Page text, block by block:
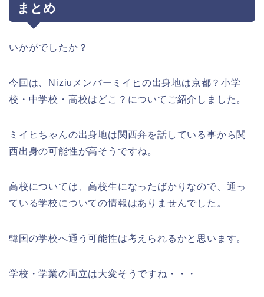
まとめ
いかがでしたか？
今回は、Niziuメンバーミイヒの出身地は京都？小学
校・中学校・高校はどこ？についてご紹介しました。
ミイヒちゃんの出身地は関西弁を話している事から関
西出身の可能性が高そうですね。
高校については、高校生になったばかりなので、通っ
ている学校についての情報はありませんでした。
韓国の学校へ通う可能性は考えられるかと思います。
学校・学業の両立は大変そうですね・・・